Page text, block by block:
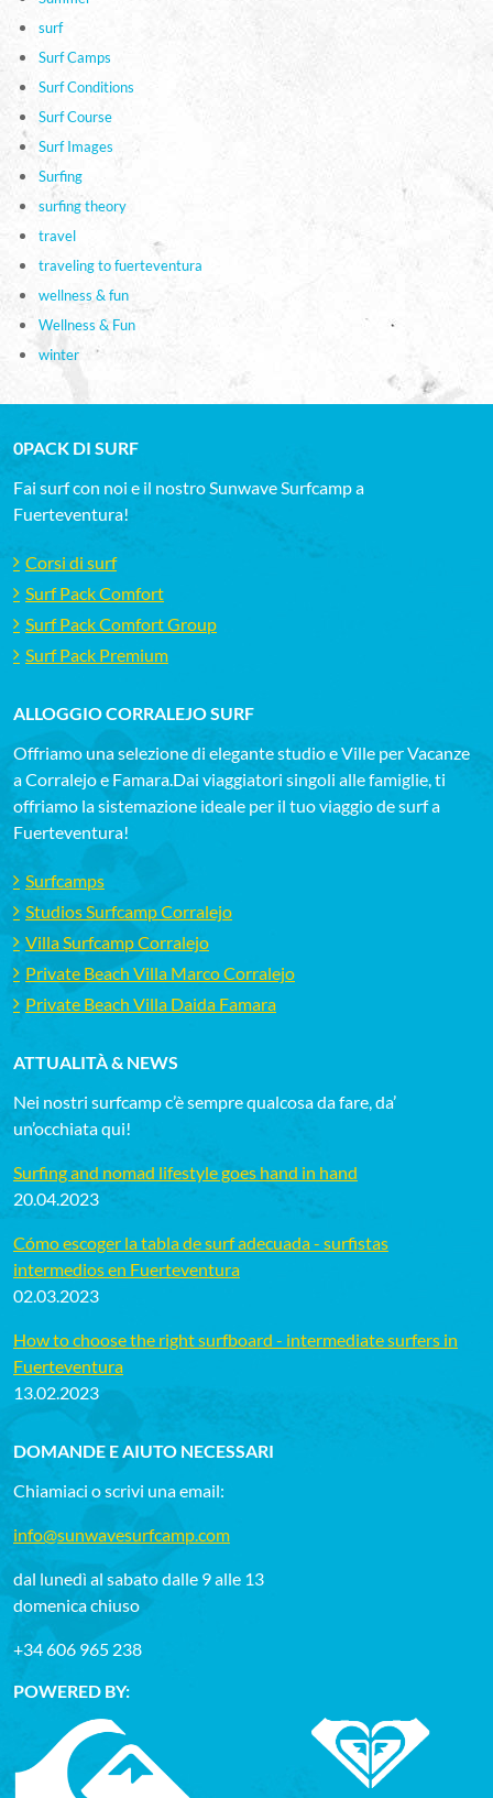
surf
Surf Camps
Surf Conditions
Surf Course
Surf Images
Surfing
surfing theory
travel
traveling to fuerteventura
wellness & fun
Wellness & Fun
winter
0PACK DI SURF
Fai surf con noi e il nostro Sunwave Surfcamp a
Fuerteventura!
Corsi di surf
Surf Pack Comfort
Surf Pack Comfort Group
Surf Pack Premium
ALLOGGIO CORRALEJO SURF
Offriamo una selezione di elegante studio e Ville per Vacanze
a Corralejo e Famara.Dai viaggiatori singoli alle famiglie, ti
offriamo la sistemazione ideale per il tuo viaggio de surf a
Fuerteventura!
Surfcamps
Studios Surfcamp Corralejo
Villa Surfcamp Corralejo
Private Beach Villa Marco Corralejo
Private Beach Villa Daida Famara
ATTUALITÀ & NEWS
Nei nostri surfcamp c’è sempre qualcosa da fare, da’
un’occhiata qui!
Surfing and nomad lifestyle goes hand in hand
20.04.2023
Cómo escoger la tabla de surf adecuada - surfistas
intermedios en Fuerteventura
02.03.2023
How to choose the right surfboard - intermediate surfers in
Fuerteventura
13.02.2023
DOMANDE E AIUTO NECESSARI
Chiamiaci o scrivi una email:
info@sunwavesurfcamp.com
dal lunedì al sabato dalle 9 alle 13
domenica chiuso
+34 606 965 238
POWERED BY: